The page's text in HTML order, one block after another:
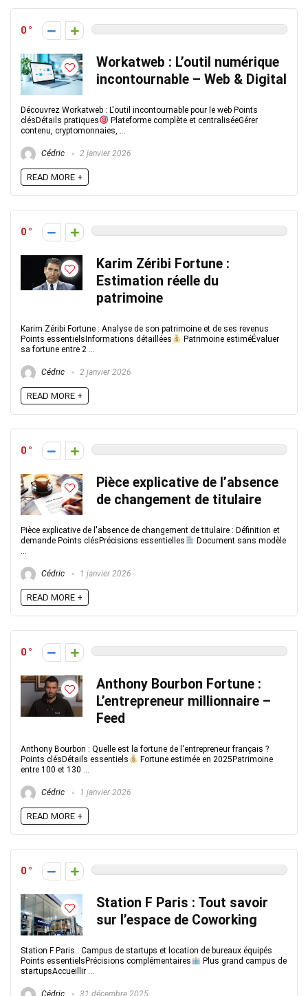
0
Workatweb : L’outil numérique
incontournable – Web & Digital
Découvrez Workatweb : L'outil incontournable pour le web Points
clésDétails pratiques
Plateforme complète et centraliséeGérer
contenu, cryptomonnaies, ...
Cédric 2 janvier 2026
READ MORE +
0
Karim Zéribi Fortune :
Estimation réelle du
patrimoine
Karim Zéribi Fortune : Analyse de son patrimoine et de ses revenus
Points essentielsInformations détaillées
Patrimoine estiméÉvaluer
sa fortune entre 2 ...
Cédric 2 janvier 2026
READ MORE +
0
Pièce explicative de l’absence
de changement de titulaire
Pièce explicative de l'absence de changement de titulaire : Définition et
demande Points clésPrécisions essentielles
Document sans modèle
...
Cédric 1 janvier 2026
READ MORE +
0
Anthony Bourbon Fortune :
L’entrepreneur millionnaire –
Feed
Anthony Bourbon : Quelle est la fortune de l'entrepreneur français ?
Points clésDétails essentiels
Fortune estimée en 2025Patrimoine
entre 100 et 130 ...
Cédric 1 janvier 2026
READ MORE +
0
Station F Paris : Tout savoir
sur l’espace de Coworking
Station F Paris : Campus de startups et location de bureaux équipés
Points essentielsPrécisions complémentaires
Plus grand campus de
startupsAccueillir ...
Cédric 31 décembre 2025